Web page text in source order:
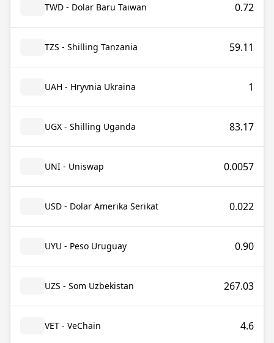
TWD - Dolar Baru Taiwan 0.72
TZS - Shilling Tanzania 59.11
UAH - Hryvnia Ukraina 1
UGX - Shilling Uganda 83.17
UNI - Uniswap 0.0057
USD - Dolar Amerika Serikat 0.022
UYU - Peso Uruguay 0.90
UZS - Som Uzbekistan 267.03
VET - VeChain 4.6